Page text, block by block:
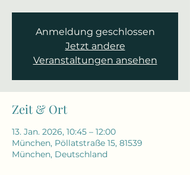
Anmeldung geschlossen
Jetzt andere
Veranstaltungen ansehen
Zeit & Ort
13. Jan. 2026, 10:45 – 12:00
München, Pöllatstraße 15, 81539
München, Deutschland